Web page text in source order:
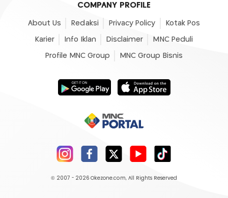
COMPANY PROFILE
About Us Redaksi Privacy Policy Kotak Pos
Karier Info Iklan Disclaimer MNC Peduli
Profile MNC Group MNC Group Bisnis
© 2007 - 2026 Okezone.com, All Rights Reserved